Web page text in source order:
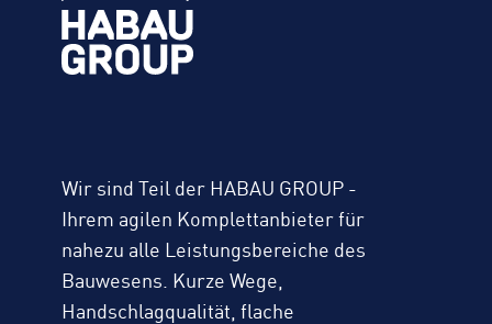
Wir sind Teil der HABAU GROUP -
Ihrem agilen Komplettanbieter für
nahezu alle Leistungsbereiche des
Bauwesens. Kurze Wege,
Handschlagqualität, flache